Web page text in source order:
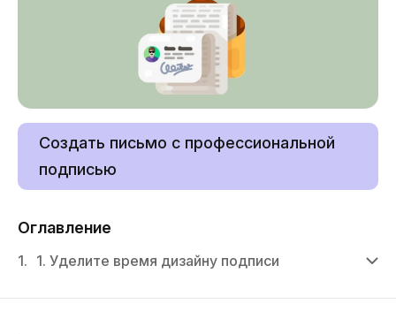
Создать письмо с профессиональной
подписью
Оглавление
1. 1. Уделите время дизайну подписи